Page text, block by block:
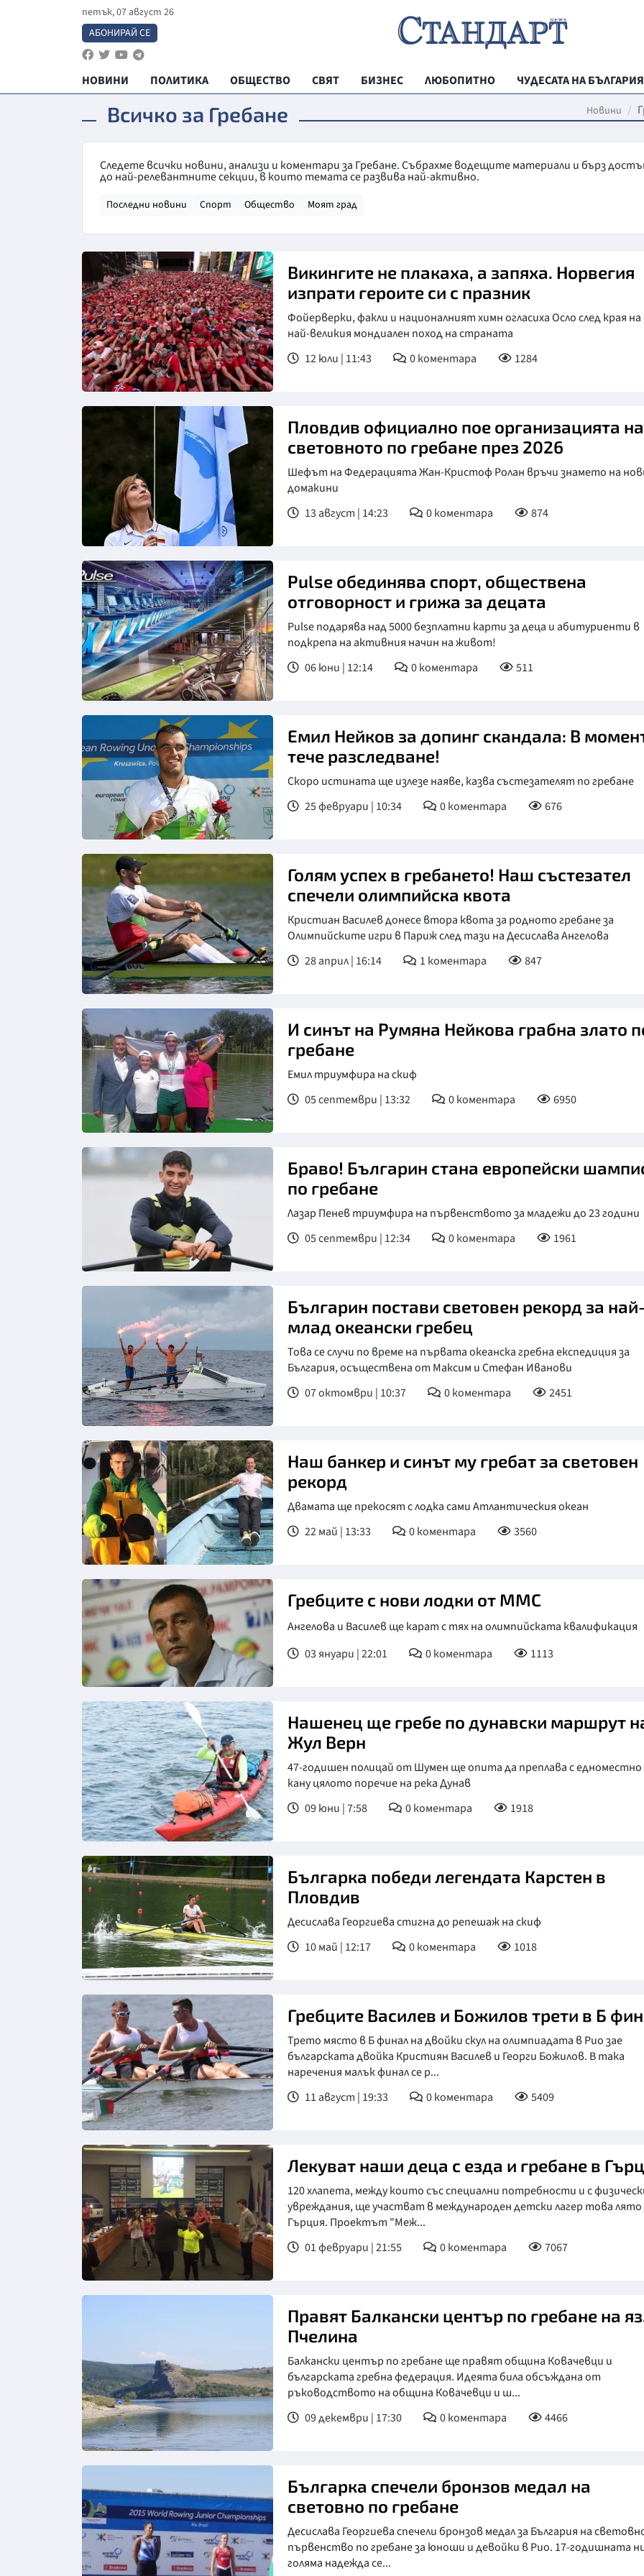
петък, 07 август 26
АБОНИРАЙ СЕ
НОВИНИ ПОЛИТИКА ОБЩЕСТВО СВЯТ БИЗНЕС ЛЮБОПИТНО
ЧУДЕСАТА НА БЪЛГАРИЯ
РЕГИОНАЛНИ
МЛАДЕЖКА
ДА! НА
ОБЯВИ
Всичко за Гребане Новини
Следете всички новини, анализи и коментари за Гребане. Събрахме водещите материали и бърз
до най-релевантните секции, в които темата се развива най-активно.
Последни новини Спорт Общество Моят град
Снимка: Анадолска агенция
Викингите не плакаха, а запяха. Норвегия
изпрати героите си с празник
Фойерверки, факли и националният химн огласиха Осло след края на
най-великия мондиален поход на страната
12 юли | 11:43
0коментара 1284
Пловдив официално пое организацията на
световното по гребане през 2026
Шефът на Федерацията Жан-Кристоф Ролан връчи знамето на
домакини
13 август | 14:23
0коментара 874
Pulse обединява спорт, обществена
отговорност и грижа за децата
Pulse подарява над 5000 безплатни карти за деца и абитуриенти в
подкрепа на активния начин на живот!
06 юни | 12:14
0коментара 511
Емил Нейков за допинг скандала: В
тече разследване!
Скоро истината ще излезе наяве, казва състезателят по гребане
25 февруари | 10:34
0коментара 676
Голям успех в гребането! Наш състезател
спечели олимпийска квота
Кристиан Василев донесе втора квота за родното гребане за
Олимпийските игри в Париж след тази на Десислава Ангелова
28 април | 16:14
1 коментара 847
И синът на Румяна Нейкова грабна злато
гребане
Емил триумфира на скиф
05 септември | 13:32
0коментара 6950
Браво! Българин стана европейски
по гребане
Лазар Пенев триумфира на първенството за младежи до 23 години
05 септември | 12:34
0коментара 1961
Българин постави световен рекорд за
млад океански гребец
Това се случи по време на първата океанска гребна експедиция за
България, осъществена от Максим и Стефан Иванови
07 октомври | 10:37
0коментара 2451
Наш банкер и синът му гребат за световен
рекорд
Двамата ще прекосят с лодка сами Атлантическия океан
22 май | 13:33
0коментара 3560
Гребците с нови лодки от ММС
Ангелова и Василев ще карат с тях на олимпийската квалификация
03 януари | 22:01
0коментара 1113
Нашенец ще гребе по дунавски маршрут
Жул Верн
47-годишен полицай от Шумен ще опита да преплава с едноместно
кану цялото поречие на река Дунав
09 юни | 7:58
0коментара 1918
Българка победи легендата Карстен в
Пловдив
Десислава Георгиева стигна до репешаж на скиф
10 май | 12:17
0коментара 1018
Гребците Василев и Божилов трети в Б
Трето място в Б финал на двойки скул на олимпиадата в Рио зае
българската двойка Кристиян Василев и Георги Божилов. В така
наречения малък финал се р...
11 август | 19:33
0коментара 5409
Лекуват наши деца с езда и гребане в
120 хлапета, между които със специални потребности и с
увреждания, ще участват в международен детски лагер това лято
Гърция. Проектът "Меж...
01 февруари | 21:55
0коментара 7067
Правят Балкански център по гребане на
Пчелина
Балкански център по гребане ще правят община Ковачевци и
бългaрската гребна федерация. Идеята била обсъждана от
ръководството на община Ковачевци и ш...
09 декември | 17:30
0коментара 4466
Българка спечели бронзов медал на
световно по гребане
Десислава Георгиева спечели бронзов медал за България на
първенство по гребане за юноши и девойки в Рио. 17-годишната
голяма надежда се...